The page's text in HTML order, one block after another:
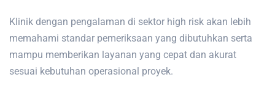
Klinik dengan pengalaman di sektor high risk akan lebih
memahami standar pemeriksaan yang dibutuhkan serta
mampu memberikan layanan yang cepat dan akurat
sesuai kebutuhan operasional proyek.